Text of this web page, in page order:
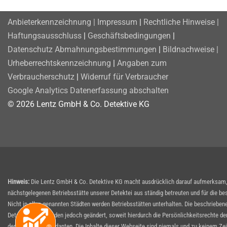
Anbieterkennzeichnung | Impressum | Rechtliche Hinweise |
Haftungsausschluss | Geschäftsbedingungen |
Datenschutz Abmahnungsbestimmungen | Bildnachweise |
Urheberrechtskennzeichnung | Angaben zum
Verbraucherschutz | Widerruf für Verbraucher
Google Analytics Datenerfassung abschalten
© 2026 Lentz GmbH & Co. Detektive KG
Hinweis: Die Lentz GmbH & Co. Detektive KG macht ausdrücklich darauf
nächstgelegenen Betriebsstätte unserer Detektei aus ständig betreuten und für die
Nicht in allen genannten Städten werden Betriebsstätten unterhalten. Die
Detailangaben wurden jedoch geändert, soweit hierdurch die Persönlichkeitsrechte